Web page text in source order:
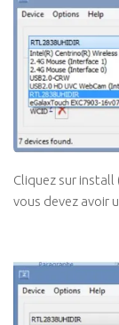
Cliquez sur install
vous devez avoir